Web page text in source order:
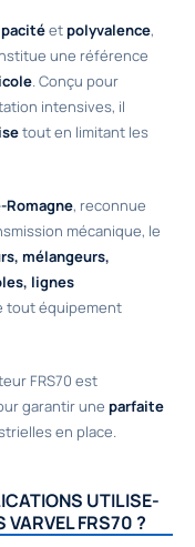
etpolyvalence,
une référence
. Conçu pour
intensives, il
tout en limitant les
Romagne, reconnue
mécanique, le
mélangeurs,
lignes
tout équipement
FRS70 est
garantir une parfaite
en place.
UTILISE-
VARVEL FRS70 ?